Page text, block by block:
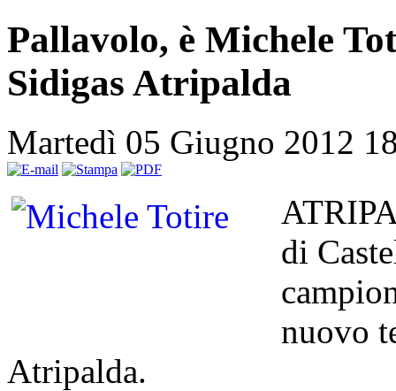
Pallavolo, è Michele
Sidigas Atripalda
Martedì 05 Giugno 2012
di
nuovo
Atripalda.